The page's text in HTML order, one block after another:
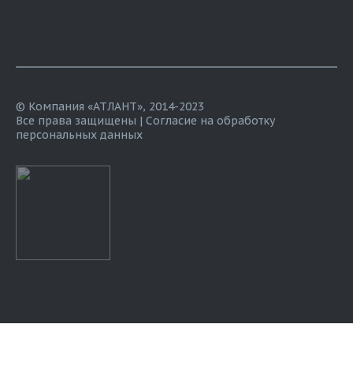
© Компания «АТЛАНТ», 2014-2023
Все права защищены | Согласие на обработку
персональных данных